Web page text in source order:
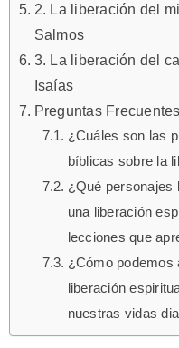
2. La liberación del
Salmos
3. La liberación del
Isaías
Preguntas Frecuentes
¿Cuáles son las
bíblicas sobre la
¿Qué personajes
una liberación
lecciones que
¿Cómo podemos
liberación
nuestras vidas